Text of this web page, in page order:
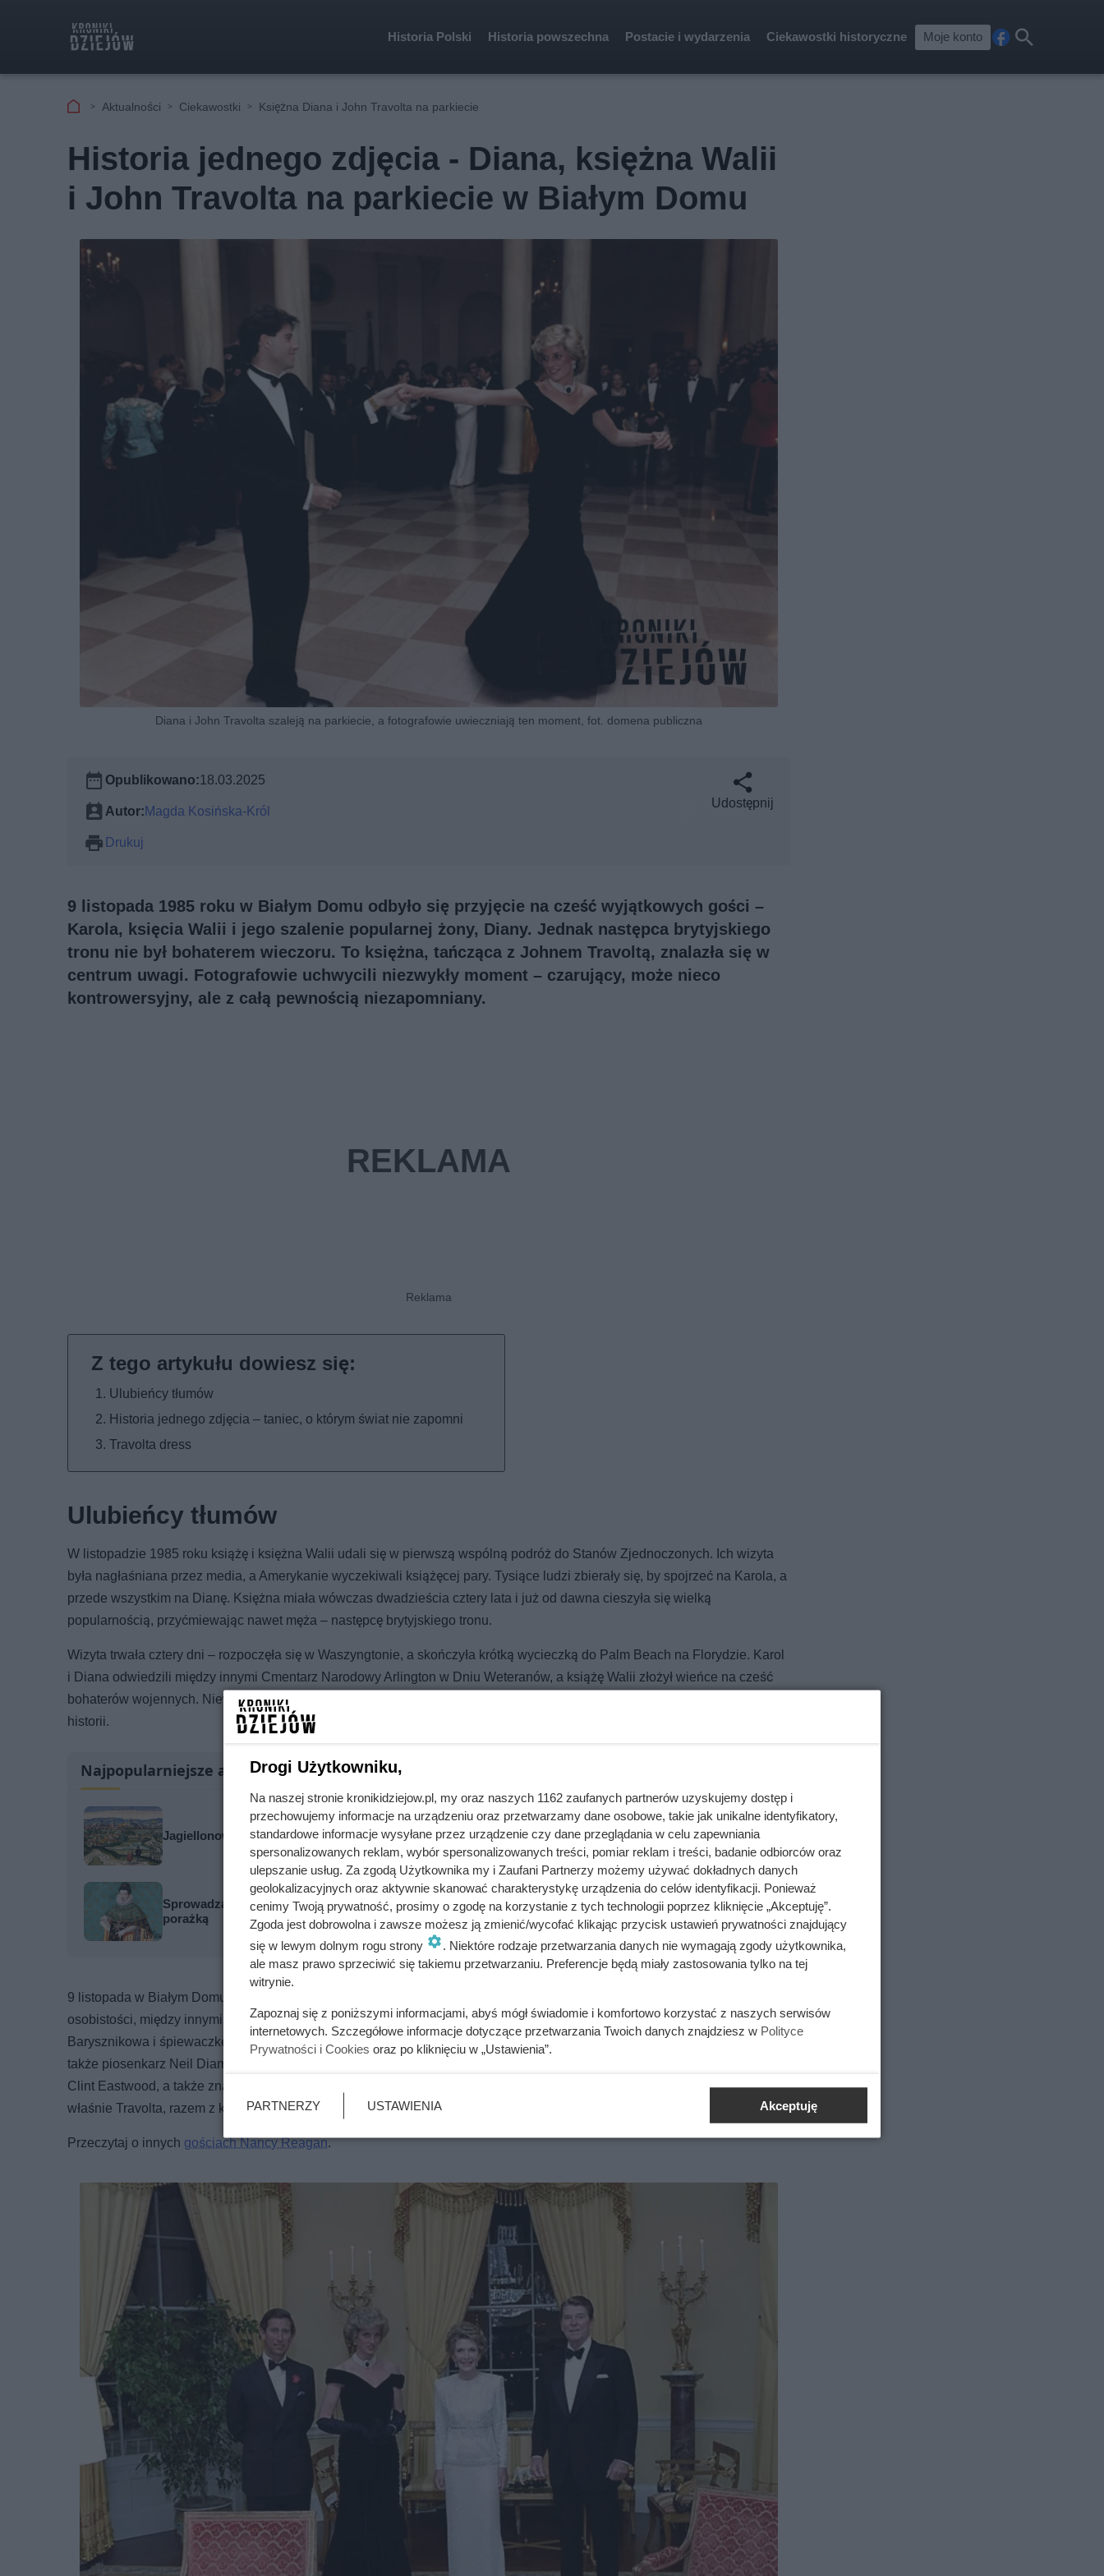
Historia Polski Historia powszechna Postacie i wydarzenia Ciekawostki historyczne Moje konto
cebkaj
Aktualności Ciekawostki Księżna Diana i John Travolta na parkiecie
Historia jednego zdjęcia - Diana, księżna Walii
i John Travolta na parkiecie w Białym Domu
Diana i John Travolta szaleją na parkiecie, a fotografowie uwieczniają ten moment, fot. domena publiczna
Opublikowano:18.03.2025
Autor:Magda Kosińska-Król
Drukuj
Udostępnij
9 listopada 1985 roku w Białym Domu odbyło się przyjęcie na cześć wyjątkowych gości –
Karola, księcia Walii i jego szalenie popularnej żony, Diany. Jednak następca brytyjskiego
tronu nie był bohaterem wieczoru. To księżna, tańcząca z Johnem Travoltą, znalazła się w
centrum uwagi. Fotografowie uchwycili niezwykły moment – czarujący, może nieco
kontrowersyjny, ale z całą pewnością niezapomniany.
Ulubieńcy tłumów
Historia jednego zdjęcia – taniec, o którym świat nie zapomni
Travolta dress
Ulubieńcy tłumów
W listopadzie 1985 roku książę i księżna Walii udali się w pierwszą wspólną podróż do Stanów Zjednoczonych. Ich wizyta
była nagłaśniana przez media, a Amerykanie wyczekiwali książęcej pary. Tysiące ludzi zbierały się, by spojrzeć na Karola, a
przede wszystkim na Dianę. Księżna miała wówczas dwadzieścia cztery lata i już od dawna cieszyła się wielką
popularnością, przyćmiewając nawet męża – następcę brytyjskiego tronu.
Wizyta trwała cztery dni – rozpoczęła się w Waszyngtonie, a skończyła krótką wycieczką do Palm Beach na Florydzie. Karol
i Diana odwiedzili między innymi Cmentarz Narodowy Arlington w Dniu Weteranów, a książę Walii złożył wieńce na cześć
bohaterów wojennych. Niewielu dziś o tym geście pamięta. Całą wizytę naznaczyło jedno wydarzenie, które przeszło do
historii.
Najpopularniejsze artykuły
Jagiellonowie skoczyli sobie do gardeł o Węgry. Kto zdradził?
Sprowadzał prostytutki na Wawel, byle uciec przed starszą o 30 lat Anną. Ten polski król był wielką
porażką
9 listopada w Białym Domu odbyło się zorganizowane przez Nancy Reagan przyjęcie. Pierwsza Dama zaprosiła wybitne
osobistości, między innymi artystkę Glorię Vanderbilt, imperatorkę świata kosmetyków Estée Lauder, tancerza Michaiła
Barysznikowa i śpiewaczkę operową Leontyne Price. Na specjalną prośbę Diany, księżnej Walii, zaproszenia otrzymali
także piosenkarz Neil Diamond, znajdujący się u szczytu popularności dzięki serialowi „Magnum” Tom Selleck, legenda kina
Clint Eastwood, a także znany z kultowych filmów muzycznych „Grease” i „Gorączka sobotniej nocy” John Travolta. I to
właśnie Travolta, razem z ksieżną Walii, stali się bohaterami pamiętnego wieczoru.
Przeczytaj o innych gościach Nancy Reagan.
Drogi Użytkowniku,
Na naszej stronie kronikidziejow.pl, my oraz naszych 1162 zaufanych partnerów uzyskujemy dostęp i
przechowujemy informacje na urządzeniu oraz przetwarzamy dane osobowe, takie jak unikalne identyfikatory,
standardowe informacje wysyłane przez urządzenie czy dane przeglądania w celu zapewniania
spersonalizowanych reklam, wybór spersonalizowanych treści, pomiar reklam i treści, badanie odbiorców oraz
ulepszanie usług. Za zgodą Użytkownika my i Zaufani Partnerzy możemy używać dokładnych danych
geolokalizacyjnych oraz aktywnie skanować charakterystykę urządzenia do celów identyfikacji. Ponieważ
cenimy Twoją prywatność, prosimy o zgodę na korzystanie z tych technologii poprzez kliknięcie „Akceptuję”.
Zgoda jest dobrowolna i zawsze możesz ją zmienić/wycofać klikając przycisk ustawień prywatności znajdujący
się w lewym dolnym rogu strony
. Niektóre rodzaje przetwarzania danych nie wymagają zgody użytkownika,
ale masz prawo sprzeciwić się takiemu przetwarzaniu. Preferencje będą miały zastosowania tylko na tej
witrynie.
Zapoznaj się z poniższymi informacjami, abyś mógł świadomie i komfortowo korzystać z naszych serwisów
internetowych. Szczegółowe informacje dotyczące przetwarzania Twoich danych znajdziesz w Polityce
Prywatności i Cookies oraz po kliknięciu w „Ustawienia”.
PARTNERZY USTAWIENIA Akceptuję